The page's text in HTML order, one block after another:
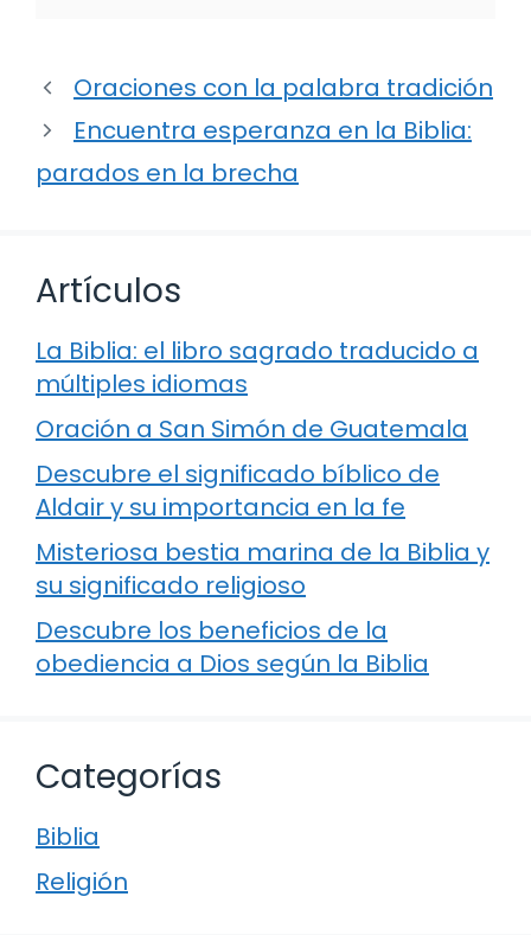
Oraciones con la palabra tradición
Encuentra esperanza en la Biblia:
parados en la brecha
Artículos
La Biblia: el libro sagrado traducido a
múltiples idiomas
Oración a San Simón de Guatemala
Descubre el significado bíblico de
Aldair y su importancia en la fe
Misteriosa bestia marina de la Biblia y
su significado religioso
Descubre los beneficios de la
obediencia a Dios según la Biblia
Categorías
Biblia
Religión